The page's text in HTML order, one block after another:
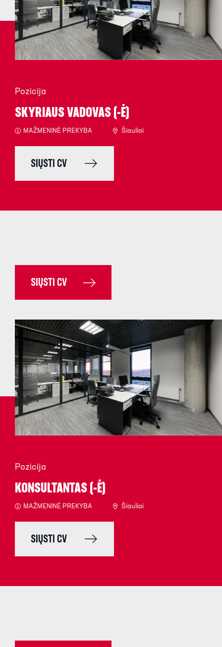
Pozicija
SKYRIAUS VADOVAS (-Ė)
MAŽMENINĖ PREKYBA Šiauliai
SIŲSTI CV
SIŲSTI CV
Pozicija
KONSULTANTAS (-Ė)
MAŽMENINĖ PREKYBA Šiauliai
SIŲSTI CV